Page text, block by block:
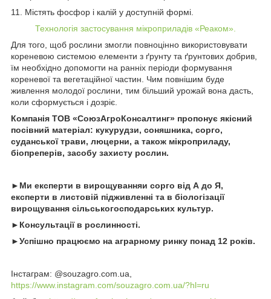
11. Містять фосфор і калій у доступній формі.
Технологія застосування мікроприладів «Реаком».
Для того, щоб рослини змогли повноцінно використовувати
кореневою системою елементи з ґрунту та ґрунтових добрив,
їм необхідно допомогти на ранніх періоди формування
кореневої та вегетаційної частин. Чим повнішим буде
живлення молодої рослини, тим більший урожай вона дасть,
коли сформується і дозріє.
Компанія ТОВ «СоюзАгроКонсалтинг» пропонує якісний
посівний матеріал: кукурудзи, соняшника, сорго,
суданської трави, люцерни, а також мікроприладу,
біопреперів, засобу захисту рослин.
►Ми експерти в вирощуванняи сорго від А до Я,
експерти в листовій підживленні та в біологізації
вирощування сільськогосподарських культур.
►Консультації в рослинності.
►Успішно працюємо на аграрному ринку понад 12 років.
Інстаграм: @souzagro.com.ua,
https://www.instagram.com/souzagro.com.ua/?hl=ru